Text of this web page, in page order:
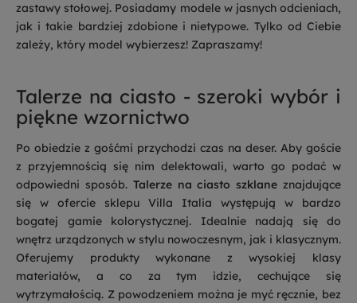
zastawy stołowej. Posiadamy modele w jasnych odcieniach,
jak i takie bardziej zdobione i nietypowe. Tylko od Ciebie
zależy, który model wybierzesz! Zapraszamy!
Talerze na ciasto - szeroki wybór i
piękne wzornictwo
Po obiedzie z gośćmi przychodzi czas na deser. Aby goście
z przyjemnością się nim delektowali, warto go podać w
odpowiedni sposób. Talerze na ciasto szklaneznajdujące
się w ofercie sklepu Villa Italia występują w bardzo
bogatej gamie kolorystycznej. Idealnie nadają się do
wnętrz urządzonych w stylu nowoczesnym, jak i klasycznym.
Oferujemy produkty wykonane z wysokiej klasy
materiałów, a co za tym idzie, cechujące się
wytrzymałością. Z powodzeniem można je myć ręcznie, bez